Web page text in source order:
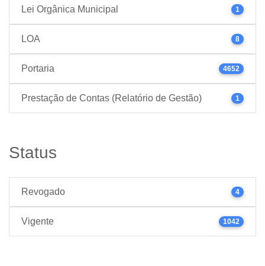
Lei Orgânica Municipal 1
LOA 8
Portaria 4652
Prestação de Contas (Relatório de Gestão) 1
Status
Revogado 4
Vigente 1042